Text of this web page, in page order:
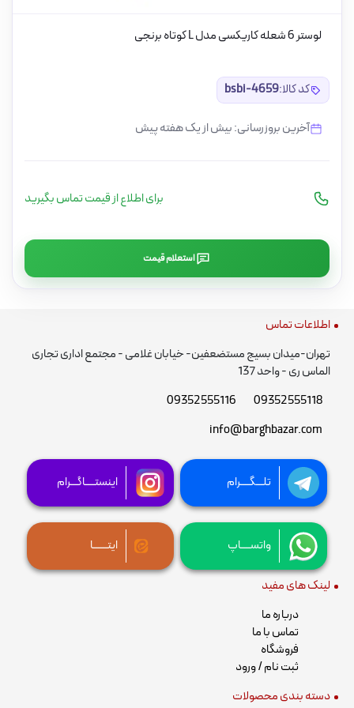
لوستر 6 شعله کاریکسی مدل L کوتاه برنجی
کد کالا:bsbi-4659
آخرین بروزرسانی: بیش از یک هفته پیش
برای اطلاع از قیمت تماس بگیرید
استعلام قیمت
اطلاعات تماس
تهران-میدان بسیج مستضعفین- خیابان غلامی - مجتمع اداری تجاری
الماس ری - واحد 137
09352555118
09352555116
info@barghbazar.com
تلـــگــــرام اینستــــاگـــرام
واتســــاپ ایتــــــا
لینک های مفید
درباره ما
تماس با ما
فروشگاه
ثبت نام / ورود
دسته بندی محصولات